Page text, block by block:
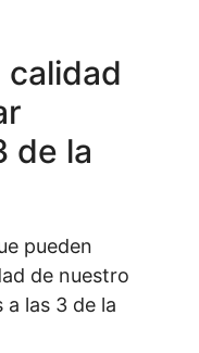
calidad
de la
pueden
de nuestro
las 3 de la